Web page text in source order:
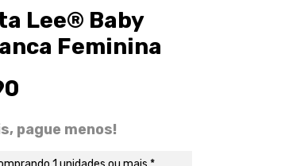
Lee® Baby
Feminina
pague menos!